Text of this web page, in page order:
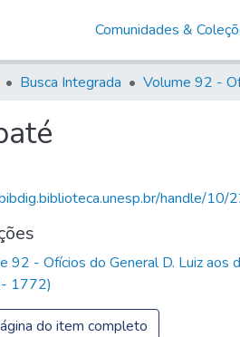
Comunidades &
Busca Integrada
handle/10/
92 - Ofícios do General D. Luiz aos
1772)
do item completo